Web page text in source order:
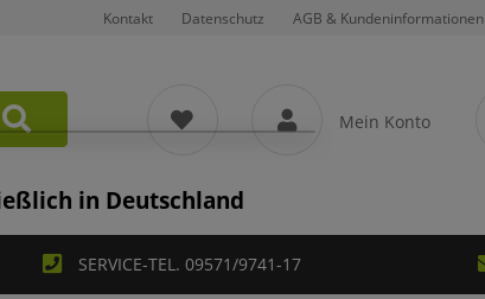
Kontakt Datenschutz AGB & Kundeninformationen
Mein Konto
in Deutschland
SERVICE-TEL. 09571/9741-17